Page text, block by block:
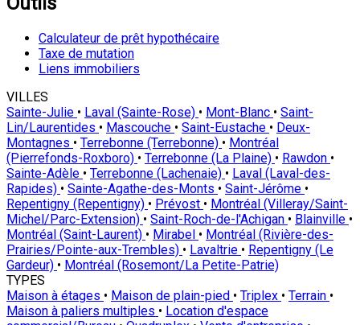
Calculateur de prêt hypothécaire
Taxe de mutation
Liens immobiliers
VILLES
Sainte-Julie • Laval (Sainte-Rose) • Mont-Blanc • Saint-
Lin/Laurentides • Mascouche • Saint-Eustache • Deux-
Montagnes • Terrebonne (Terrebonne) • Montréal
(Pierrefonds-Roxboro) • Terrebonne (La Plaine) • Rawdon •
Sainte-Adèle • Terrebonne (Lachenaie) • Laval (Laval-des-
Rapides) • Sainte-Agathe-des-Monts • Saint-Jérôme •
Repentigny (Repentigny) • Prévost • Montréal (Villeray/Saint-
Michel/Parc-Extension) • Saint-Roch-de-l'Achigan • Blainville •
Montréal (Saint-Laurent) • Mirabel • Montréal (Rivière-des-
Prairies/Pointe-aux-Trembles) • Lavaltrie • Repentigny (Le
Gardeur) • Montréal (Rosemont/La Petite-Patrie)
TYPES
Maison à étages • Maison de plain-pied • Triplex • Terrain •
Maison à paliers multiples • Location d'espace